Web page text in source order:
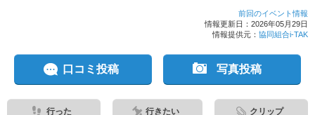
前回のイベント情報
情報更新日：2026年05月29日
情報提供元： 協同組合i-TAK
口コミ投稿 写真投稿
行った 行きたい クリップ